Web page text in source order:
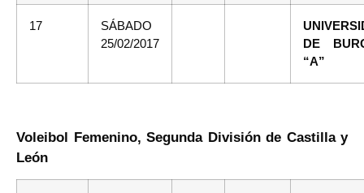
17
SÁBADO
25/02/2017
DE
“A”
Voleibol Femenino, Segunda División de Castilla y
León